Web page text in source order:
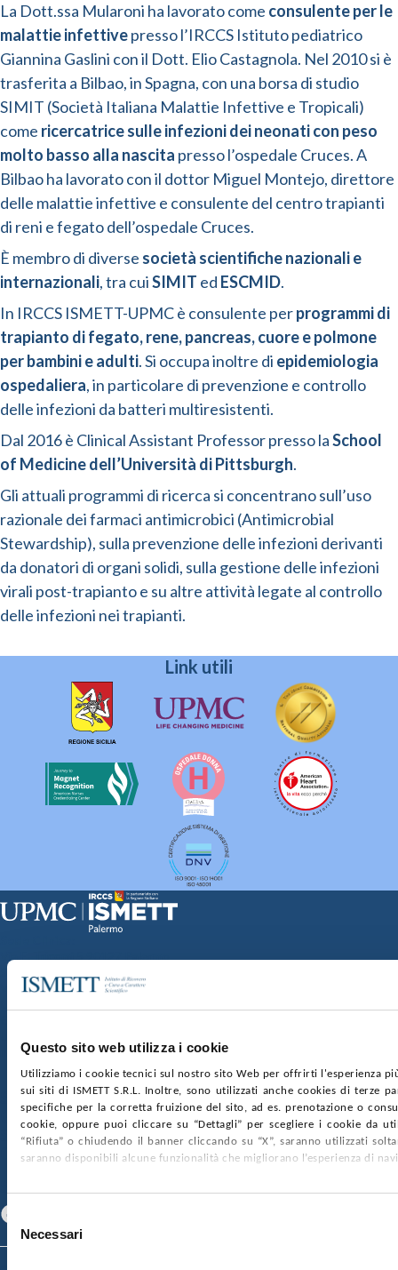
Questo sito web utilizza i cookie
Utilizziamo i cookie tecnici sul nostro sito Web per offrirti l'esperienza
sui siti di ISMETT S.R.L. Inoltre, sono utilizzati anche cookies di terze
specifiche per la corretta fruizione del sito, ad es. prenotazione o
cookie, oppure puoi cliccare su “Dettagli” per scegliere i cookie da
“Rifiuta” o chiudendo il banner cliccando su “X”, saranno utilizzati
saranno disponibili alcune funzionalità che migliorano l’esperienza di
Selezione
delNecessari
La Dott.ssa Mularoni ha lavorato come consulente per le
malattie infettivepresso l’IRCCS Istituto pediatrico
Giannina Gaslini con il Dott. Elio Castagnola. Nel 2010 si è
trasferita a Bilbao, in Spagna, con una borsa di studio
SIMIT (Società Italiana Malattie Infettive e Tropicali)
come ricercatrice sulle infezioni dei neonati con peso
molto basso alla nascita presso l’ospedale Cruces. A
Bilbao ha lavorato con il dottor Miguel Montejo, direttore
delle malattie infettive e consulente del centro trapianti
di reni e fegato dell’ospedale Cruces.
È membro di diverse società scientifiche nazionali e
internazionali, tra cuiSIMIT ed ESCMID.
In IRCCS ISMETT-UPMC è consulente perprogrammi di
trapianto di fegato, rene, pancreas, cuore e polmone
per bambini e adulti. Si occupa inoltre di epidemiologia
ospedaliera, in particolare di prevenzione e controllo
delle infezioni da batteri multiresistenti.
Dal 2016 è Clinical Assistant Professor presso laSchool
of Medicine dell’Università di Pittsburgh.
Gli attuali programmi di ricerca si concentrano sull’uso
razionale dei farmaci antimicrobici (Antimicrobial
Stewardship), sulla prevenzione delle infezioni derivanti
da donatori di organi solidi, sulla gestione delle infezioni
virali post-trapianto e su altre attività legate al controllo
delle infezioni nei trapianti.
Link utili
Via Discesa dei Giudici 4 90133 Palermo
nr. REA PA-201818 P.I. 04544550827
SOCIETÀ TRASPARENTE WHISTLEBLOWING
GARE E CONTRATTIPRIVACYCOOKIE POLICY
SOSTIENICIMAPPA DEL SITOACCESSIBILITÀ
CONTATTI